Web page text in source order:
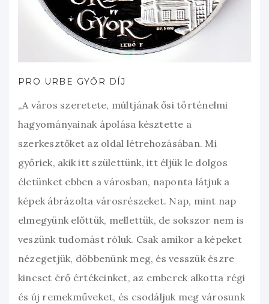
PRO URBE GYŐR DÍJ
„A város szeretete, múltjának ősi történelmi
hagyományainak ápolása késztette a
szerkesztőket az oldal létrehozásában. Mi
győriek, akik itt születtünk, itt éljük le dolgos
életünket ebben a városban, naponta látjuk a
képek ábrázolta városrészeket. Nap, mint nap
elmegyünk előttük, mellettük, de sokszor nem is
veszünk tudomást róluk. Csak amikor a képeket
nézegetjük, döbbenünk meg, és vesszük észre
kincset érő értékeinket, az emberek alkotta régi
és új remekműveket, és csodáljuk meg városunk